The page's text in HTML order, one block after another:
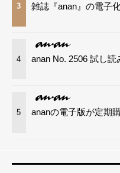
3 雑誌『anan』の電子
4 anan No. 2506 試し読
5 ananの電子版が定期